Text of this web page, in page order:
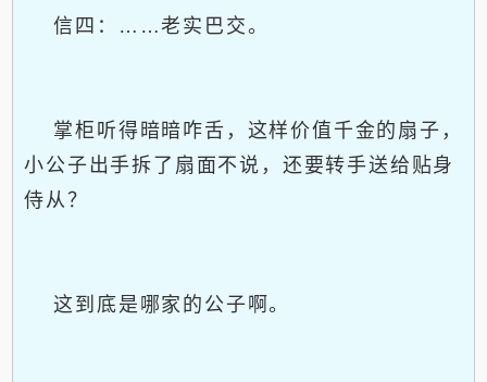
信四：……老实巴交。
掌柜听得暗暗咋舌，这样价值千金的扇子，
小公子出手拆了扇面不说，还要转手送给贴身
侍从？
这到底是哪家的公子啊。